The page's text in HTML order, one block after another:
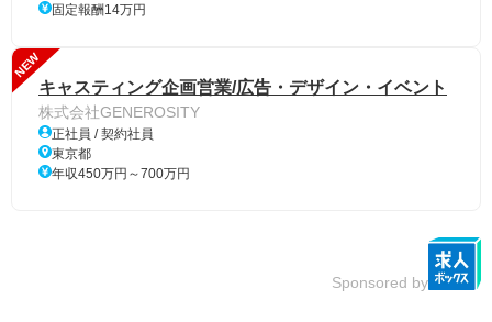
固定報酬14万円
NEW
キャスティング企画営業/広告・デザイン・イベント
株式会社GENEROSITY
正社員 / 契約社員
東京都
年収450万円～700万円
Sponsored by